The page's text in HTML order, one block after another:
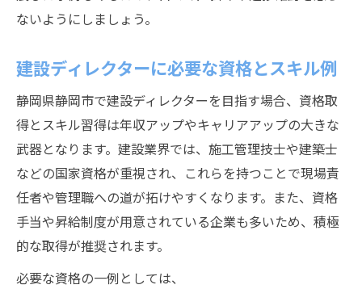
ないようにしましょう。
建設ディレクターに必要な資格とスキル例
静岡県静岡市で建設ディレクターを目指す場合、資格取
得とスキル習得は年収アップやキャリアアップの大きな
武器となります。建設業界では、施工管理技士や建築士
などの国家資格が重視され、これらを持つことで現場責
任者や管理職への道が拓けやすくなります。また、資格
手当や昇給制度が用意されている企業も多いため、積極
的な取得が推奨されます。
必要な資格の一例としては、